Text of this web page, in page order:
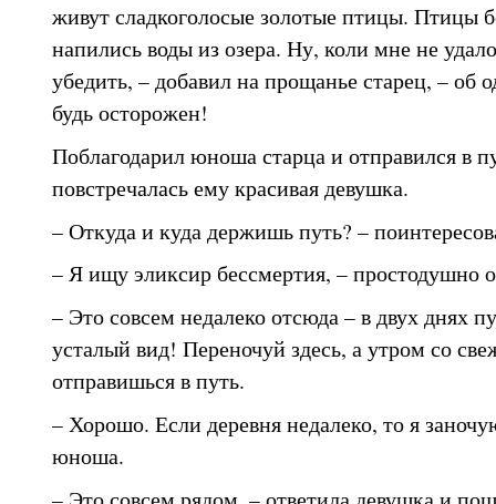
живут сладкоголосые золотые птицы. Птицы
напились воды из озера. Ну, коли мне не
убедить, – добавил на прощанье старец, –
будь осторожен!
Поблагодарил юноша старца и отправился в
повстречалась ему красивая девушка.
– Откуда и куда держишь путь? –
– Я ищу эликсир бессмертия, – простодушно
– Это совсем недалеко отсюда – в двух днях
усталый вид! Переночуй здесь, а утром со
отправишься в путь.
– Хорошо. Если деревня недалеко, то я
юноша.
– Это совсем рядом, – ответила девушка и